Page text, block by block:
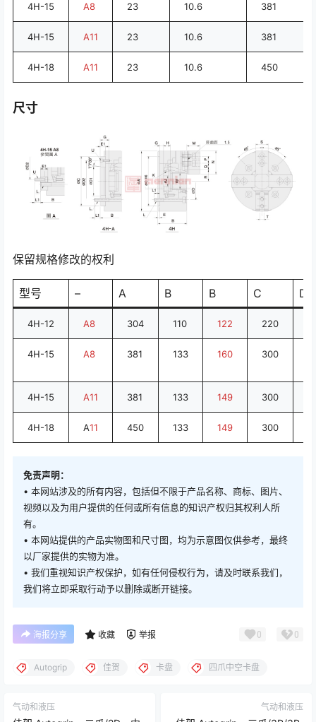
4H-15 A8 23 10.6 381
4H-15 A11 23 10.6 381
4H-18 A11 23 10.6 450
尺寸
保留规格修改的权利
型号 – A B B C D
4H-12 A8 304 110 122 220
4H-15 A8 381 133 160 300
4H-15 A11 381 133 149 300
4H-18 A11 450 133 149 300
免责声明：
• 本网站涉及的所有内容，包括但不限于产品名称、商标、图片、
视频以及为用户提供的任何或所有信息的知识产权归其权利人所
有。
• 本网站提供的产品实物图和尺寸图，均为示意图仅供参考，最终
以厂家提供的实物为准。
• 我们重视知识产权保护，如有任何侵权行为，请及时联系我们，
我们将立即采取行动予以删除或断开链接。
海报分享 收藏 举报 0 0
Autogrip 佳贺 卡盘 四爪中空卡盘
气动和液压 气动和液压